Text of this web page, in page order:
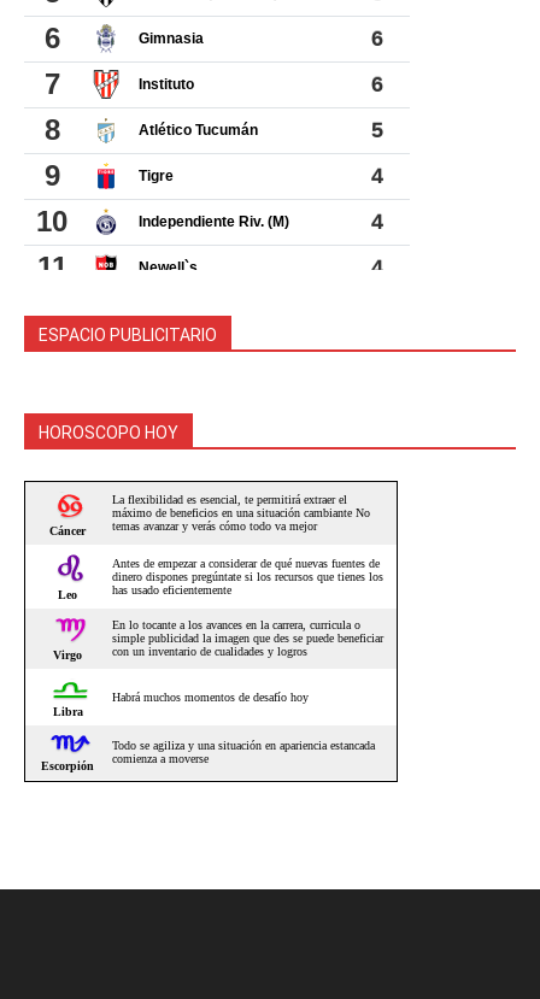
ESPACIO PUBLICITARIO
HOROSCOPO HOY